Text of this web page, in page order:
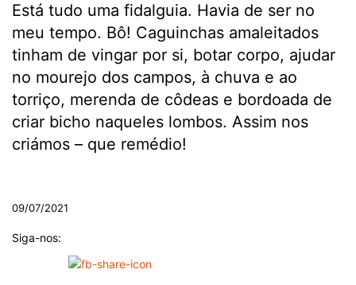
Está tudo uma fidalguia. Havia de ser no
meu tempo. Bô! Caguinchas amaleitados
tinham de vingar por si, botar corpo, ajudar
no mourejo dos campos, à chuva e ao
torriço, merenda de côdeas e bordoada de
criar bicho naqueles lombos. Assim nos
criámos – que remédio!
09/07/2021
Siga-nos: